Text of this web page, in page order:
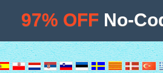
97% OFF No-